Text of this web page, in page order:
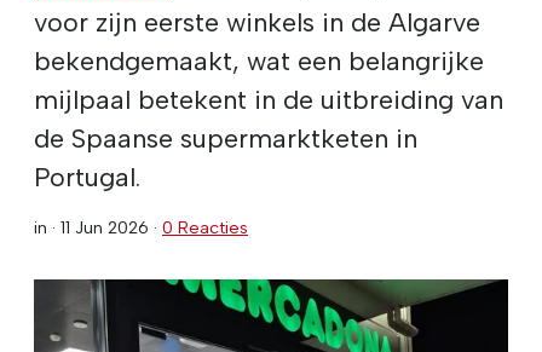
voor zijn eerste winkels in de Algarve
bekendgemaakt, wat een belangrijke
mijlpaal betekent in de uitbreiding van
de Spaanse supermarktketen in
Portugal.
in · 11 Jun 2026 · 0 Reacties